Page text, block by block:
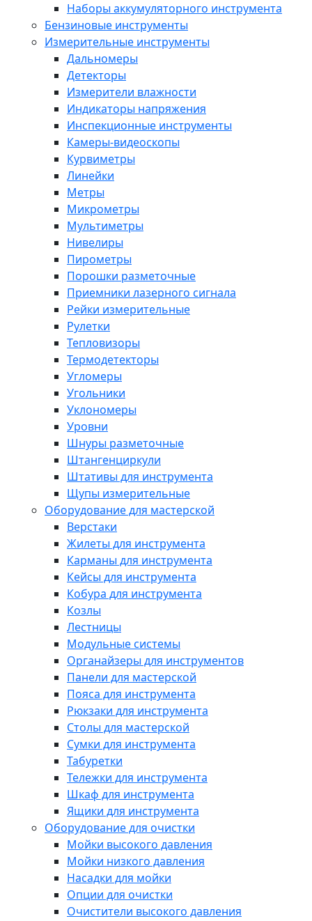
Наборы аккумуляторного инструмента
Бензиновые инструменты
Измерительные инструменты
Дальномеры
Детекторы
Измерители влажности
Индикаторы напряжения
Инспекционные инструменты
Камеры-видеоскопы
Курвиметры
Линейки
Метры
Микрометры
Мультиметры
Нивелиры
Пирометры
Порошки разметочные
Приемники лазерного сигнала
Рейки измерительные
Рулетки
Тепловизоры
Термодетекторы
Угломеры
Угольники
Уклономеры
Уровни
Шнуры разметочные
Штангенциркули
Штативы для инструмента
Щупы измерительные
Оборудование для мастерской
Верстаки
Жилеты для инструмента
Карманы для инструмента
Кейсы для инструмента
Кобура для инструмента
Козлы
Лестницы
Модульные системы
Органайзеры для инструментов
Панели для мастерской
Пояса для инструмента
Рюкзаки для инструмента
Столы для мастерской
Сумки для инструмента
Табуретки
Тележки для инструмента
Шкаф для инструмента
Ящики для инструмента
Оборудование для очистки
Мойки высокого давления
Мойки низкого давления
Насадки для мойки
Опции для очистки
Очистители высокого давления